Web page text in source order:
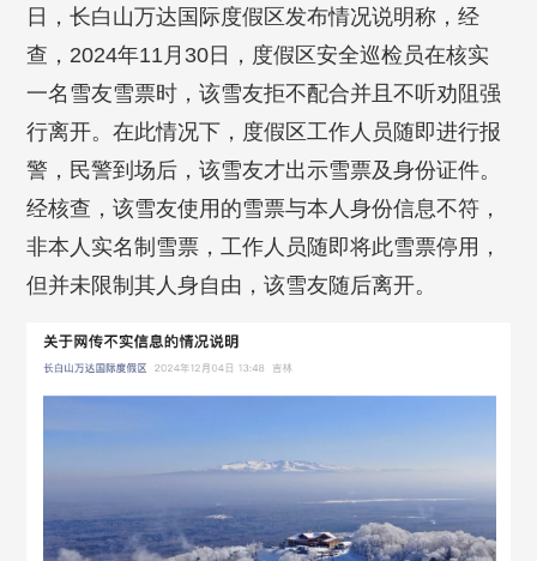
日，长白山万达国际度假区发布情况说明称，经
查，2024年11月30日，度假区安全巡检员在核实
一名雪友雪票时，该雪友拒不配合并且不听劝阻强
行离开。在此情况下，度假区工作人员随即进行报
警，民警到场后，该雪友才出示雪票及身份证件。
经核查，该雪友使用的雪票与本人身份信息不符，
非本人实名制雪票，工作人员随即将此雪票停用，
但并未限制其人身自由，该雪友随后离开。